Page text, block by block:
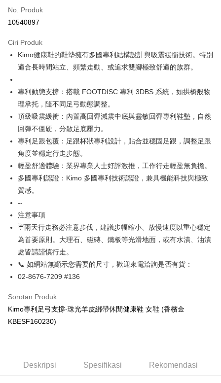
Ansuran Kad Kredit
Taiwan Cooperative Bank
Hua Nan Commercial
Bank
Chang Hwa Commercial
Bank
Commercial & Savings
Bank
Bank Cathay United
Mega International
Commercial Bank
Taiwan Business Bank
Bank
HSBC Bank (Taiwan)
Union Bank of Taiwan
Far Eastern International
Bank
Yuanta Commercial Bank
Bank Antarabangsa
Syarikat Kad Kredit
Rakuten Taiwan
LINE Pay
JKOPAY
Easy Wallet
Google Pay
AFTEE
Deskripsi
Pertama, Mengenai Perkhidmatan AFTEE Beli Sekarang Bayar Kemudian
1. Dengan memilih AFTEE sebagai kaedah pembayaran, mesej
3. Tiada bayaran diperlukan apabila pesanan disahkan. Produk akan
dihantar ke alamat yang ditetapkan.
manakala ahli aplikasi akan menerima pemberitahuan tolak aplikasi
AFTEE.
5. Tiada bayaran diperlukan apabila anda menerima produk. Sila buat
pembayaran di empat kedai serbaneka utama, ATM atau perbankan
dalam talian dengan SMS pembayaran atau pemberitahuan tolak aplikasi
Sila ambil perhatian bahawa tempoh pembayaran adalah 14 hari. Walau
bagaimanapun, bagi mereka yang telah memuat turun Aplikasi AFTEE
dan mendaftar sebagai ahli AFTEE boleh menikmati tempoh pembayaran
boleh melanjutkan tempoh pembayaran anda sebelum anda menerima
Pemindahan ATM
Tunai semasa Penghantaran
Pilihan Penghantaran
全家取貨付款
NT$1,000 atau lebih
No. Produk
10540897
Ciri Produk
Kimo健康鞋的鞋墊擁有多國專利結構設計與吸震緩衝技術。特別
適合長時間站立、頻繁走動、或追求雙腳極致舒適的族群。
專利動態支撐：搭載 FOOTDISC 專利 3DBS 系統，如拱橋般物
理承托，隨不同足弓動態調整。
頂級吸震緩衝：內置高回彈減震中底與靈敏回彈專利鞋墊，自然
回彈不僵硬，分散足底壓力。
專利足跟包覆：足跟杯狀專利設計，貼合並穩固足跟，調整足跟
角度並穩定行走步態。
輕盈舒適體驗：業界專業人士好評激推，工作行走輕盈無負擔。
多國專利認證：Kimo 多國專利技術認證，兼具機能科技與極致
質感。
--
注意事項
☔雨天行走務必注意步伐，建議步幅縮小、放慢速度以重心穩定
為首要原則。大理石、磁磚、鐵板等光滑地面，或有水漬、油漬
處皆請謹慎行走。
📞 如網站無顯示您需要的尺寸，歡迎來電洽詢是否有貨：
02-8676-7209 #136
Sorotan Produk
Kimo專利足弓支撐-珠光羊皮綁帶休閒健康鞋 女鞋 (香檳金
KBESF160230)
Deskripsi Spesifikasi Rekomendasi